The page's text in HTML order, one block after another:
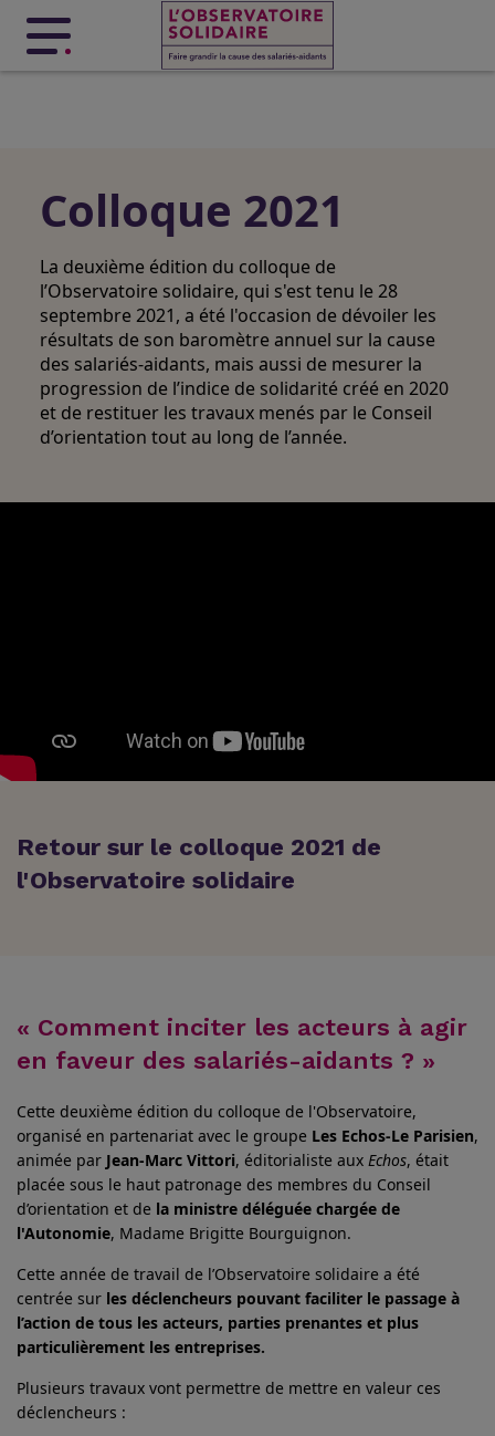
Menu principal
Colloque 2021
La deuxième édition du colloque de
l’Observatoire solidaire, qui s'est tenu le 28
septembre 2021, a été l'occasion de dévoiler les
résultats de son baromètre annuel sur la cause
des salariés-aidants, mais aussi de mesurer la
progression de l’indice de solidarité créé en 2020
et de restituer les travaux menés par le Conseil
d’orientation tout au long de l’année.
Retour sur le colloque 2021 de
l'Observatoire solidaire
« Comment inciter les acteurs à agir
en faveur des salariés-aidants ? »
Cette deuxième édition du colloque de l'Observatoire,
organisé en partenariat avec le groupe Les Echos-Le Parisien,
animée par Jean-Marc Vittori, éditorialiste aux Echos, était
placée sous le haut patronage des membres du Conseil
d’orientation et de la ministre déléguée chargée de
l'Autonomie, Madame Brigitte Bourguignon.
Cette année de travail de l’Observatoire solidaire a été
centrée sur les déclencheurs pouvant faciliter le passage à
l’action de tous les acteurs, parties prenantes et plus
particulièrement les entreprises.
Plusieurs travaux vont permettre de mettre en valeur ces
déclencheurs :